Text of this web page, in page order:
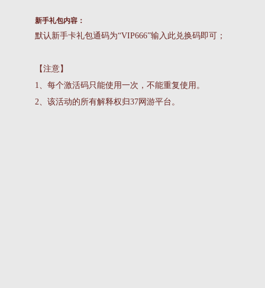
新手礼包内容：
默认新手卡礼包通码为“VIP666”输入此兑换码即可；
【注意】
1、每个激活码只能使用一次，不能重复使用。
2、该活动的所有解释权归37网游平台。